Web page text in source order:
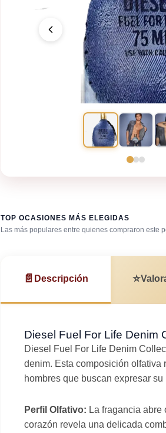
TOP OCASIONES MÁS ELEGIDAS
Las más populares entre quienes compraron este
Día caluroso / clima cálido
📄 Descripción ⭐
Diesel Fuel For Life Denim
Diesel Fuel For Life Denim
denim. Esta composición olfativa
hombres que buscan expresar
Perfil Olfativo: La fragancia abre
corazón revela una delicada